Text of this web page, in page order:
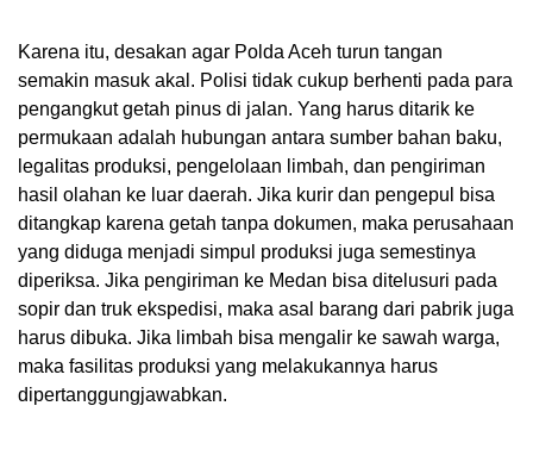
Karena itu, desakan agar Polda Aceh turun tangan
semakin masuk akal. Polisi tidak cukup berhenti pada para
pengangkut getah pinus di jalan. Yang harus ditarik ke
permukaan adalah hubungan antara sumber bahan baku,
legalitas produksi, pengelolaan limbah, dan pengiriman
hasil olahan ke luar daerah. Jika kurir dan pengepul bisa
ditangkap karena getah tanpa dokumen, maka perusahaan
yang diduga menjadi simpul produksi juga semestinya
diperiksa. Jika pengiriman ke Medan bisa ditelusuri pada
sopir dan truk ekspedisi, maka asal barang dari pabrik juga
harus dibuka. Jika limbah bisa mengalir ke sawah warga,
maka fasilitas produksi yang melakukannya harus
dipertanggungjawabkan.